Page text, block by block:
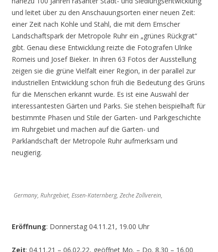
und leitet über zu den Anschauungsorten einer neuen Zeit:
einer Zeit nach Kohle und Stahl, die mit dem Emscher
Landschaftspark der Metropole Ruhr ein „grünes Rückgrat“
gibt. Genau diese Entwicklung reizte die Fotografen Ulrike
Romeis und Josef Bieker. In ihren 63 Fotos der Ausstellung
zeigen sie die grüne Vielfalt einer Region, in der parallel zur
industriellen Entwicklung schon früh die Bedeutung des Grüns
für die Menschen erkannt wurde. Es ist eine Auswahl der
interessantesten Gärten und Parks. Sie stehen beispielhaft für
bestimmte Phasen und Stile der Garten- und Parkgeschichte
im Ruhrgebiet und machen auf die Garten- und
Parklandschaft der Metropole Ruhr aufmerksam und
neugierig.
Germany, Ruhrgebiet, Essen-Katernberg, Zeche Zollverein,
Eröffnung: Donnerstag 04.11.21, 19.00 Uhr
Zeit: 04.11.21 – 06.02.22, geöffnet Mo. – Do. 8.30 – 16.00